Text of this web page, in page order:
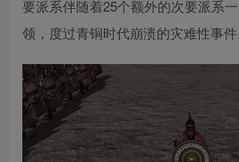
要派系伴随着25个额外的次要派系
领，度过青铜时代崩溃的灾难性事件